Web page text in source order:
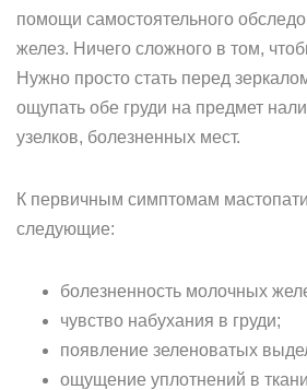
помощи самостоятельного
желез. Ничего сложного в том,
Нужно просто стать перед
ощупать обе груди на предмет
узелков, болезненных мест.
К первичным симптомам
следующие:
болезненность молочных
чувство набухания в груди;
появление зеленоватых
ощущение уплотнений в